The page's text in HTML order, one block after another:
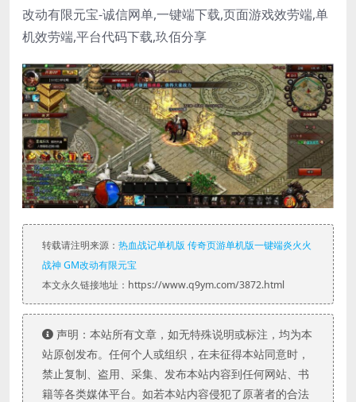
改动有限元宝-诚信网单,一键端下载,页面游戏效劳端,单
机效劳端,平台代码下载,玖佰分享
转载请注明来源： 热血战记单机版 传奇页游单机版一键端炎火火
战神 GM改动有限元宝
本文永久链接地址：https://www.q9ym.com/3872.html
声明：本站所有文章，如无特殊说明或标注，均为本
站原创发布。任何个人或组织，在未征得本站同意时，
禁止复制、盗用、采集、发布本站内容到任何网站、书
籍等各类媒体平台。如若本站内容侵犯了原著者的合法